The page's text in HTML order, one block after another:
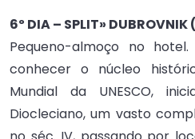
6º DIA – SPLIT»
Pequeno-almoço no
conhecer o núcleo
Mundial da UNESCO,
Diocleciano, um vasto